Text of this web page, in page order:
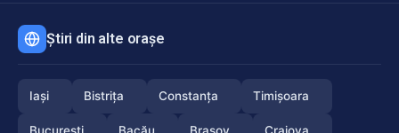
Știri din alte orașe
Iași Bistrița Constanța Timișoara
București Bacău Brașov Craiova